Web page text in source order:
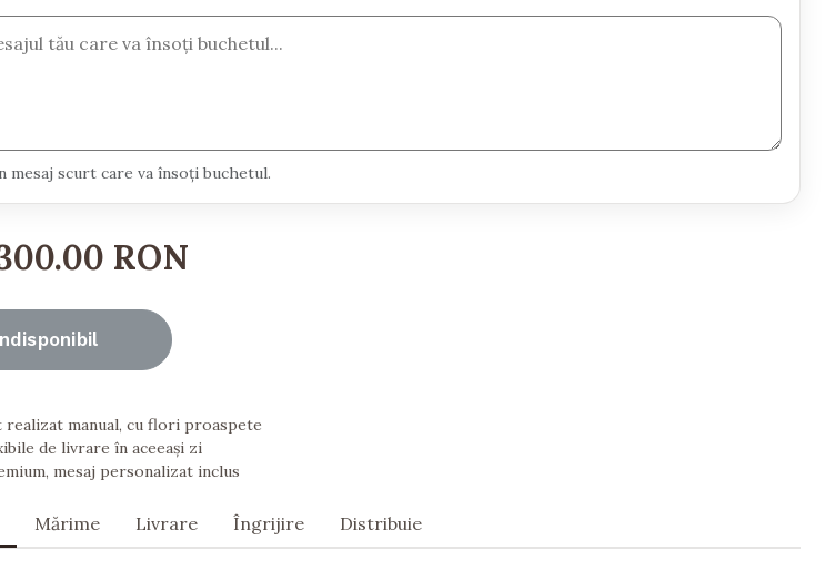
mesaj scurt care va însoți buchetul.
RON
realizat manual, cu flori proaspete
de livrare în aceeași zi
mesaj personalizat inclus
Mărime Livrare Îngrijire Distribuie